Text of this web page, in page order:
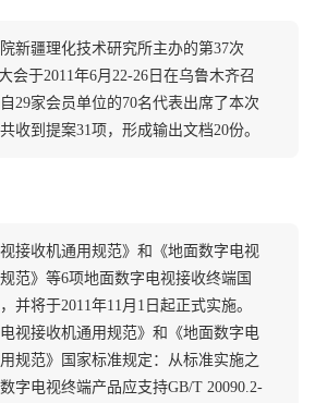
新疆理化技术研究所主办的第37次
会于2011年6月22-26日在乌鲁木齐召
29家会员单位的70名代表出席了本次
收到提案31项，形成输出文档20份。
接收机通用规范》和《地面数字电视
范》等6项地面数字电视接收终端国
并将于2011年11月1日起正式实施。
电视接收机通用规范》和《地面数字电
规范》国家标准规定：从标准实施之
字电视终端产品应支持GB/T 20090.2-